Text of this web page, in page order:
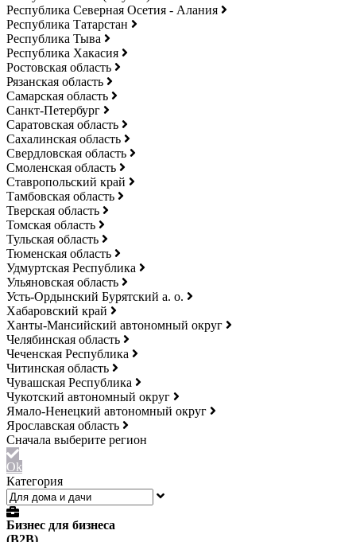
Республика Северная Осетия - Алания
Республика Татарстан
Республика Тыва
Республика Хакасия
Ростовская область
Рязанская область
Самарская область
Санкт-Петербург
Саратовская область
Сахалинская область
Свердловская область
Смоленская область
Ставропольский край
Тамбовская область
Тверская область
Томская область
Тульская область
Тюменская область
Удмуртская Республика
Ульяновская область
Усть-Ордынский Бурятский а. о.
Хабаровский край
Ханты-Мансийский автономный округ
Челябинская область
Чеченская Республика
Читинская область
Чувашская Республика
Чукотский автономный округ
Ямало-Ненецкий автономный округ
Ярославская область
Ok
Категория
Бизнес для бизнеса